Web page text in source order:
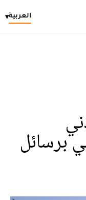
العربية▾
برسائل